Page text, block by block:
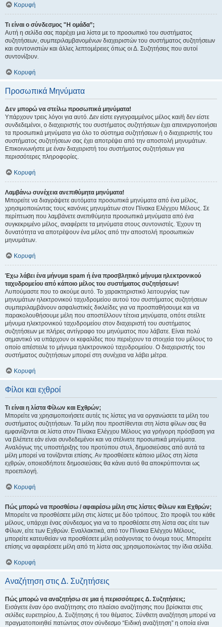
Κορυφή
Τι είναι ο σύνδεσμος "Η ομάδα”;
Αυτή η σελίδα σας παρέχει μια λίστα με το προσωπικό του συστήματος
συζητήσεων, συμπεριλαμβανομένων διαχειριστών του συστήματος συζητήσεων
και συντονιστών και άλλες λεπτομέρειες όπως οι Δ. Συζητήσεις που αυτοί
συντονίζουν.
Κορυφή
Προσωπικά Μηνύματα
Δεν μπορώ να στείλω προσωπικά μηνύματα!
Υπάρχουν τρεις λόγοι για αυτό. Δεν είστε εγγεγραμμένος μέλος και/ή δεν είστε
συνδεδεμένοι, ο διαχειριστής του συστήματος συζητήσεων έχει απενεργοποιήσει
τα προσωπικά μηνύματα για όλο το σύστημα συζητήσεων ή ο διαχειριστής του
συστήματος συζητήσεων σας έχει αποτρέψει από την αποστολή μηνυμάτων.
Επικοινωνήστε με έναν διαχειριστή του συστήματος συζητήσεων για
περισσότερες πληροφορίες.
Κορυφή
Λαμβάνω συνέχεια ανεπιθύμητα μηνύματα!
Μπορείτε να διαγράψετε αυτόματα προσωπικά μηνύματα από ένα μέλος,
χρησιμοποιώντας τους κανόνες μηνυμάτων στον Πίνακα Ελέγχου Μέλους. Σε
περίπτωση που λαμβάνετε ανεπιθύμητα προσωπικά μηνύματα από ένα
συγκεκριμένο μέλος, αναφέρετε τα μηνύματα στους συντονιστές. Έχουν τη
δυνατότητα να αποτρέψουν ένα μέλος από την αποστολή προσωπικών
μηνυμάτων.
Κορυφή
Έχω λάβει ένα μήνυμα spam ή ένα προσβλητικό μήνυμα ηλεκτρονικού
ταχυδρομείου από κάποιο μέλος του συστήματος συζητήσεων!
Λυπούμαστε που το ακούμε αυτό. Το χαρακτηριστικό λειτουργίας των
μηνυμάτων ηλεκτρονικού ταχυδρομείου αυτού του συστήματος συζητήσεων
συμπεριλαμβάνουν ασφαλιστικές δικλείδες για να προσπαθήσουμε και να
παρακολουθήσουμε μέλη που αποστέλλουν τέτοια μηνύματα, οπότε στείλτε
μήνυμα ηλεκτρονικού ταχυδρομείου στον διαχειριστή του συστήματος
συζητήσεων με πλήρες αντίγραφο του μηνύματος που λάβατε. Είναι πολύ
σημαντικό να υπάρχουν οι κεφαλίδες που περιέχουν τα στοιχεία του μέλους το
οποίο απέστειλε το μήνυμα ηλεκτρονικού ταχυδρομείου. Ο διαχειριστής του
συστήματος συζητήσεων μπορεί στη συνέχεια να λάβει μέτρα.
Κορυφή
Φίλοι και εχθροί
Τι είναι η λίστα Φίλων και Εχθρών;
Μπορείτε να χρησιμοποιήσετε αυτές τις λίστες για να οργανώσετε τα μέλη του
συστήματος συζητήσεων. Τα μέλη που προστίθενται στη λίστα φίλων σας θα
εμφανίζονται σε λίστα στον Πίνακα Ελέγχου Μέλους για γρήγορη πρόσβαση για
να βλέπετε εάν είναι συνδεδεμένοι και να στέλνετε προσωπικά μηνύματα.
Αναλόγως της υποστήριξης του προτύπου στυλ, δημοσιεύσεις από αυτά τα
μέλη μπορεί να τονίζονται επίσης. Αν προσθέσετε κάποιο μέλος στη λίστα
εχθρών, οποιεσδήποτε δημοσιεύσεις θα κάνει αυτό θα αποκρύπτονται ως
προεπιλογή.
Κορυφή
Πώς μπορώ να προσθέσω / αφαιρέσω μέλη στις λίστες Φίλων και Εχθρών;
Μπορείτε να προσθέσετε μέλη στις λίστες με δύο τρόπους. Στο προφίλ του κάθε
μέλους, υπάρχει ένας σύνδεσμος για να το προσθέσετε στη λίστα σας είτε των
Φίλων, είτε των Εχθρών. Εναλλακτικά, από τον Πίνακα Ελέγχου Μέλους,
μπορείτε κατευθείαν να προσθέσετε μέλη εισάγοντας το όνομα τους. Μπορείτε
επίσης να αφαιρέσετε μέλη από τη λίστα σας χρησιμοποιώντας την ίδια σελίδα.
Κορυφή
Αναζήτηση στις Δ. Συζητήσεις
Πώς μπορώ να αναζητήσω σε μια ή περισσότερες Δ. Συζητήσεις;
Εισάγετε έναν όρο αναζήτησης στο πλαίσιο αναζήτησης που βρίσκεται στις
σελίδες ευρετηρίου, Δ. Συζήτησης ή του θέματος. Σύνθετη αναζήτηση μπορεί να
πραγματοποιηθεί πατώντας στον σύνδεσμο “Ειδική αναζήτηση” η οποία είναι